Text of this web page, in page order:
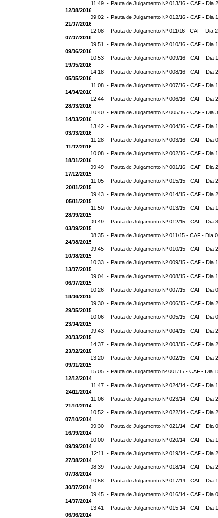
11:49 - Pauta de Julgamento Nº 013/16 - CAF - Dia
12/08/2016
09:02 - Pauta de Julgamento Nº 012/16 - CAF - Dia
21/07/2016
12:08 - Pauta de Julgamento Nº 011/16 - CAF - Dia
07/07/2016
09:51 - Pauta de Julgamento Nº 010/16 - CAF - Dia
09/06/2016
10:53 - Pauta de Julgamento Nº 009/16 - CAF - Dia
19/05/2016
14:18 - Pauta de Julgamento Nº 008/16 - CAF - Dia
05/05/2016
11:08 - Pauta de Julgamento Nº 007/16 - CAF - Dia
14/04/2016
12:44 - Pauta de Julgamento Nº 006/16 - CAF - Dia
28/03/2016
10:40 - Pauta de Julgamento Nº 005/16 - CAF - Dia
14/03/2016
13:42 - Pauta de Julgamento Nº 004/16 - CAF - Dia
03/03/2016
11:28 - Pauta de Julgamento Nº 003/16 - CAF - Dia
11/02/2016
10:08 - Pauta de Julgamento Nº 002/16 - CAF - Dia
18/01/2016
09:49 - Pauta de Julgamento Nº 001/16 - CAF - Dia
17/12/2015
11:05 - Pauta de Julgamento Nº 015/15 - CAF - Dia
20/11/2015
09:43 - Pauta de Julgamento Nº 014/15 - CAF - Dia
05/11/2015
11:50 - Pauta de Julgamento Nº 013/15 - CAF - Dia
28/09/2015
09:49 - Pauta de Julgamento Nº 012/15 - CAF - Dia
03/09/2015
08:35 - Pauta de Julgamento Nº 011/15 - CAF - Dia
24/08/2015
09:45 - Pauta de Julgamento Nº 010/15 - CAF - Dia
10/08/2015
10:33 - Pauta de Julgamento Nº 009/15 - CAF - Dia
13/07/2015
09:04 - Pauta de Julgamento Nº 008/15 - CAF - Dia
06/07/2015
10:26 - Pauta de Julgamento Nº 007/15 - CAF - Dia
18/06/2015
09:30 - Pauta de Julgamento Nº 006/15 - CAF - Dia
29/05/2015
10:06 - Pauta de Julgamento Nº 005/15 - CAF - Dia
23/04/2015
09:43 - Pauta de Julgamento Nº 004/15 - CAF - Dia
20/03/2015
14:37 - Pauta de Julgamento Nº 003/15 - CAF - Dia
23/02/2015
13:20 - Pauta de Julgamento Nº 002/15 - CAF - Dia
09/01/2015
15:05 - Pauta de Julgamento nº 001/15 - CAF - Dia
12/12/2014
11:47 - Pauta de Julgamento Nº 024/14 - CAF - Dia
24/11/2014
11:06 - Pauta de Julgamento Nº 023/14 - CAF - Dia
21/10/2014
10:52 - Pauta de Julgamento Nº 022/14 - CAF - Dia
07/10/2014
09:30 - Pauta de Julgamento Nº 021/14 - CAF - Dia
16/09/2014
10:00 - Pauta de Julgamento Nº 020/14 - CAF - Dia
09/09/2014
12:11 - Pauta de Julgamento Nº 019/14 - CAF - Dia
27/08/2014
08:39 - Pauta de Julgamento Nº 018/14 - CAF - Dia
07/08/2014
10:58 - Pauta de Julgamento Nº 017/14 - CAF - Dia
30/07/2014
09:45 - Pauta de Julgamento Nº 016/14 - CAF - Dia
14/07/2014
13:41 - Pauta de Julgamento Nº 015 14 - CAF - Dia
06/06/2014